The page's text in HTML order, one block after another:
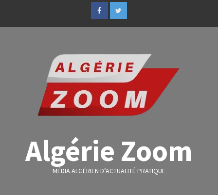
Algérie Zoom
MÉDIA ALGÉRIEN D’ACTUALITÉ PRATIQUE